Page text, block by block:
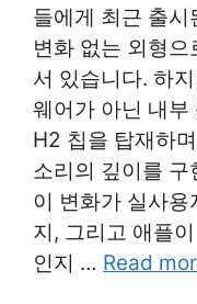
들에게 최근 출
변화 없는 외형
서 있습니다. 하
웨어가 아닌 내부
H2 칩을 탑재하
소리의 깊이를 구
이 변화가 실사
지, 그리고 애플
인지 … Read